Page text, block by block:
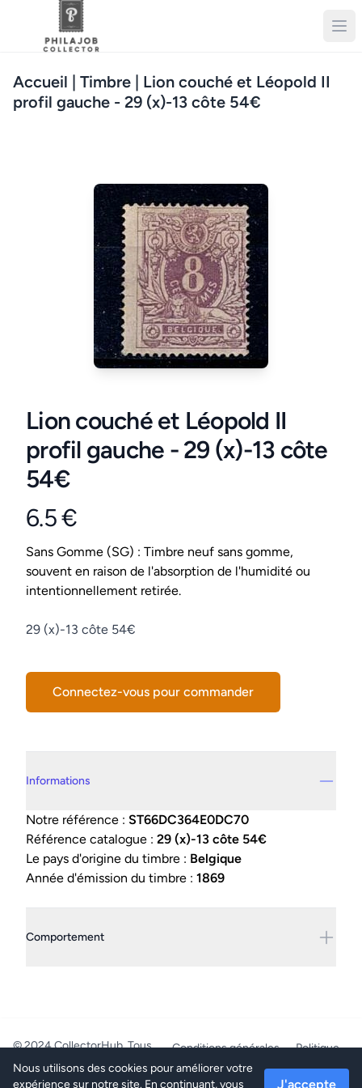
Nous utilisons des cookies pour améliorer votre
expérience sur notre site. En continuant, vous
J'accepte
Accueil | Timbre | Lion couché et Léopold II
profil gauche - 29 (x)-13 côte 54€
Lion couché et Léopold II
profil gauche - 29 (x)-13 côte
54€
Product information
6.5 €
Conditions
Sans Gomme (SG) : Timbre neuf sans gomme,
souvent en raison de l'absorption de l'humidité ou
intentionnellement retirée.
Description
29 (x)-13 côte 54€
Connectez-vous pour commander
Informations
Notre référence : ST66DC364E0DC70
Référence catalogue : 29 (x)-13 côte 54€
Le pays d'origine du timbre : Belgique
Année d'émission du timbre : 1869
Comportement
© 2024 CollectorHub. Tous
droits réservés.
PhilaJob - BE0804.218.387 -
Conditions générales
Politique
de confidentialité